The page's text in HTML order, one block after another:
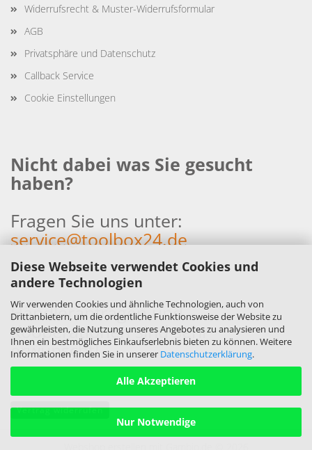
Diese Webseite verwendet Cookies und
andere Technologien
Wir verwenden Cookies und ähnliche Technologien, auch von
Drittanbietern, um die ordentliche Funktionsweise der Website zu
gewährleisten, die Nutzung unseres Angebotes zu analysieren und
Ihnen ein bestmögliches Einkaufserlebnis bieten zu können. Weitere
Informationen finden Sie in unserer Datenschutzerklärung.
Alle Akzeptieren
Nur Notwendige
Widerrufsrecht & Muster-Widerrufsformular
AGB
Privatsphäre und Datenschutz
Callback Service
Cookie Einstellungen
Nicht dabei was Sie gesucht
haben?
Fragen Sie uns unter:
service@toolbox24.de
Händleranfragen und
Kooperationen sind sehr
erwünscht!
Vertrag widerrufen